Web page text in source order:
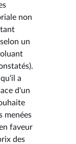
non
un
a
d'un
menées
faveur
des